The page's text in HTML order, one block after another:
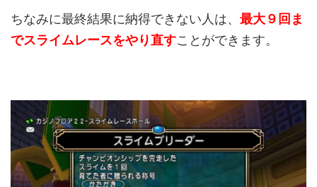
ちなみに最終結果に納得できない人は、 最大９回ま
でスライムレースをやり直すことができます。